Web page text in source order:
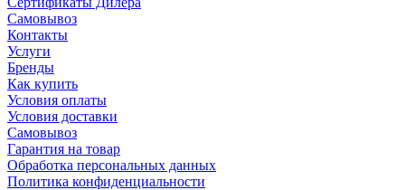
Самовывоз
Контакты
Услуги
Бренды
Как купить
Условия оплаты
Условия доставки
Самовывоз
Гарантия на товар
Обработка персональных данных
Политика конфиденциальности